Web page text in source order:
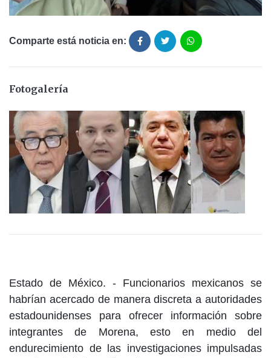
Comparte está noticia en:
Fotogalería
Estado de México. - Funcionarios mexicanos se
habrían acercado de manera discreta a autoridades
estadounidenses para ofrecer información sobre
integrantes de Morena, esto en medio del
endurecimiento de las investigaciones impulsadas